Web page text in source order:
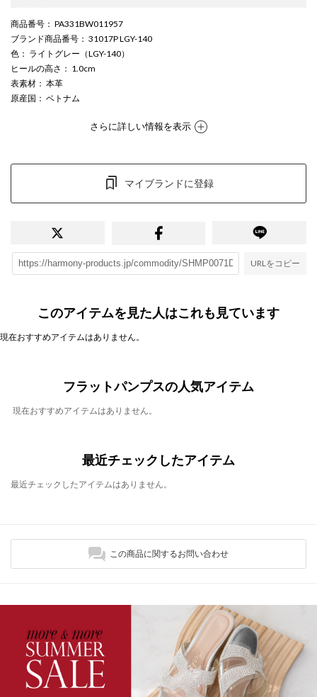
商品番号 ： PA331BW011957
ブランド商品番号 ： 31017P LGY-140
色 ： ライトグレー（LGY-140）
ヒールの高さ ： 1.0cm
表素材 ： 本革
原産国 ： ベトナム
さらに詳しい情報を表示
マイブランドに登録
URLをコピー
このアイテムを見た人はこれも見ています
現在おすすめアイテムはありません。
フラットパンプスの人気アイテム
現在おすすめアイテムはありません。
最近チェックしたアイテム
最近チェックしたアイテムはありません。
この商品に関するお問い合わせ